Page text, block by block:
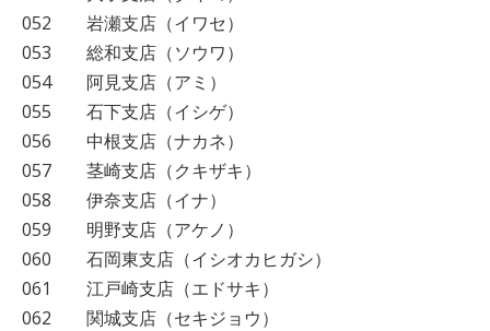
052 岩瀬支店（イワセ）
053 総和支店（ソウワ）
054 阿見支店（アミ）
055 石下支店（イシゲ）
056 中根支店（ナカネ）
057 茎崎支店（クキザキ）
058 伊奈支店（イナ）
059 明野支店（アケノ）
060 石岡東支店（イシオカヒガシ）
061 江戸崎支店（エドサキ）
062 関城支店（セキジョウ）